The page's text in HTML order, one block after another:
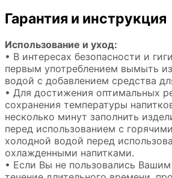
Гарантия и инструкция
Использование и уход:
• В интересах безопасности и
первым употреблением вымыть
водой с добавлением средства
• Для достижения оптимальных
сохранения температуры
несколько минут заполнить
перед использованием с
холодной водой перед
охлажденными напитками.
• Если Вы не пользовались